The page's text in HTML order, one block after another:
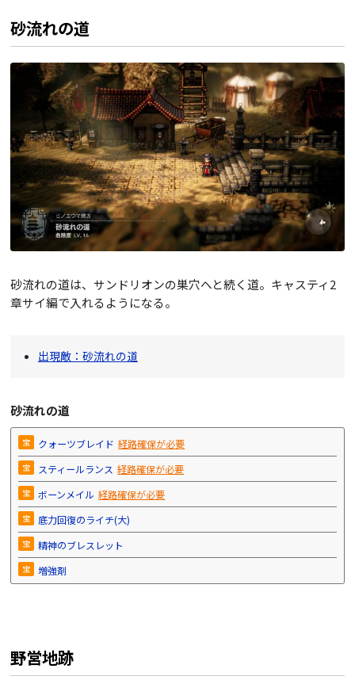
砂流れの道
砂流れの道は、サンドリオンの巣穴へと続く道。キャスティ2
章サイ編で入れるようになる。
出現敵：砂流れの道
砂流れの道
宝 クォーツブレイド 経路確保が必要
宝 スティールランス 経路確保が必要
宝 ボーンメイル 経路確保が必要
宝 底力回復のライチ(大)
宝 精神のブレスレット
宝 増強剤
野営地跡